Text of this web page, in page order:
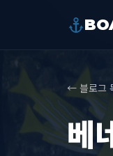
← 블로그
베